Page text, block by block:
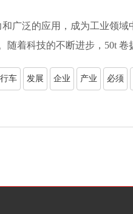
广泛的应用，成为工业领
随着科技的不断进步，50t
行车 发展 企业 产业 必须